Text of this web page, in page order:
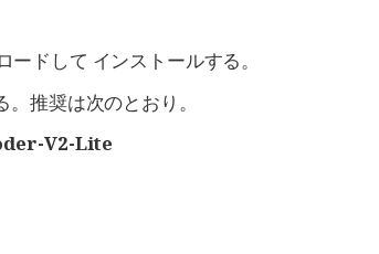
ドして インストールする。
推奨は次のとおり。
V2-Lite